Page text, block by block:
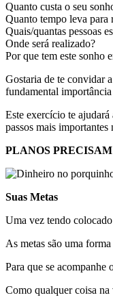
Quanto custa o seu
Quanto tempo leva para
Quais/quantas pessoas
Onde será realizado?
Por que tem este sonho
Gostaria de te convidar
fundamental
Este exercício te
passos mais importantes
PLANOS
Suas Metas
Uma vez tendo
As metas são uma
Para que se acompanhe
Como qualquer coisa na